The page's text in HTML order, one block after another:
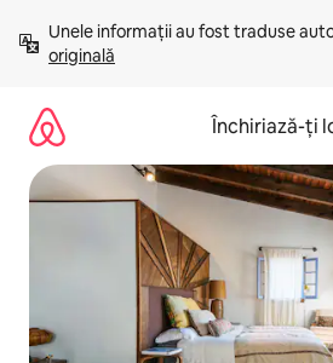
mergi
conținut
Unele informații au fost traduse
originală
Închiriază-ți